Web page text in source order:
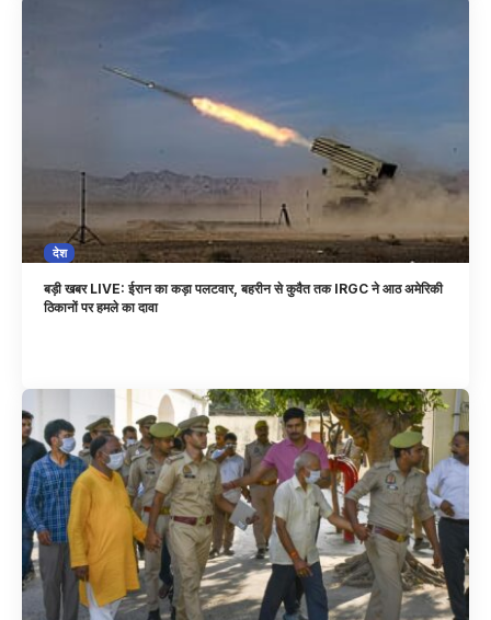
देश
बड़ी खबर LIVE: ईरान का कड़ा पलटवार, बहरीन से कुवैत तक IRGC ने आठ अमेरिकी
ठिकानों पर हमले का दावा